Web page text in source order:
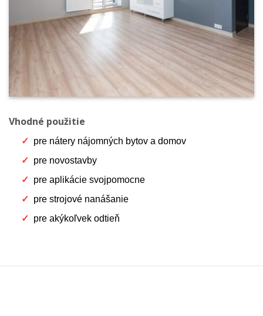
Vhodné použitie
pre nátery nájomných bytov a domov
pre novostavby
pre aplikácie svojpomocne
pre strojové nanášanie
pre akýkoľvek odtieň